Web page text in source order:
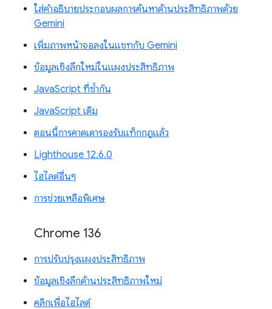
ใส่คำอธิบายประกอบผลการค้นหาด้านประสิทธิภาพด้วย
Gemini
เพิ่มภาพหน้าจอลงในแชทกับ Gemini
ข้อมูลเชิงลึกใหม่ในแผงประสิทธิภาพ
JavaScript ที่ซ้ำกัน
JavaScript เดิม
ตอนนี้การคาดเดารองรับแท็กกฎแล้ว
Lighthouse 12.6.0
ไฮไลต์อื่นๆ
การช่วยเหลือพิเศษ
Chrome 136
การปรับปรุงแผงประสิทธิภาพ
ข้อมูลเชิงลึกด้านประสิทธิภาพใหม่
คลิกเพื่อไฮไลต์